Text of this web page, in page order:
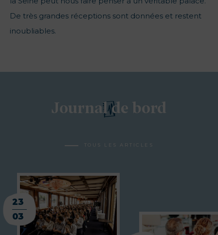
De très grandes réceptions sont données et restent
inoubliables.
Journal de bord
TOUS LES ARTICLES
23
03